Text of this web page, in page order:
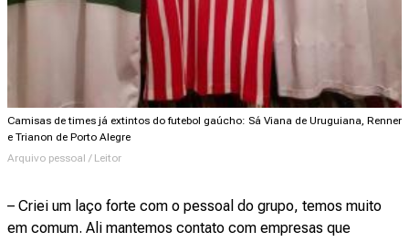
Camisas de times já extintos do futebol gaúcho: Sá Viana de Uruguiana, Renner
e Trianon de Porto Alegre
Arquivo pessoal / Leitor
– Criei um laço forte com o pessoal do grupo, temos muito
em comum. Ali mantemos contato com empresas que